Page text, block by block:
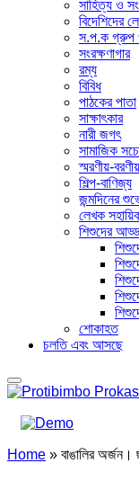
সাহিত্য ও
বিদেশিদের
স.প.ক গ্রুপ
সংরক্ষণাগার
রম্য
বিবিধ
পাঠকের পাতা
সাক্ষাৎকার
নারী জগৎ
সামাজিক
স্মরণীয়-বরণীয়
শিল্প-বাণিজ্য
জন্মদিনের
লেখক
শিশুদের
শোকাহত
চলতি এবং আসছে
Home » বাঙালির অর্জন।